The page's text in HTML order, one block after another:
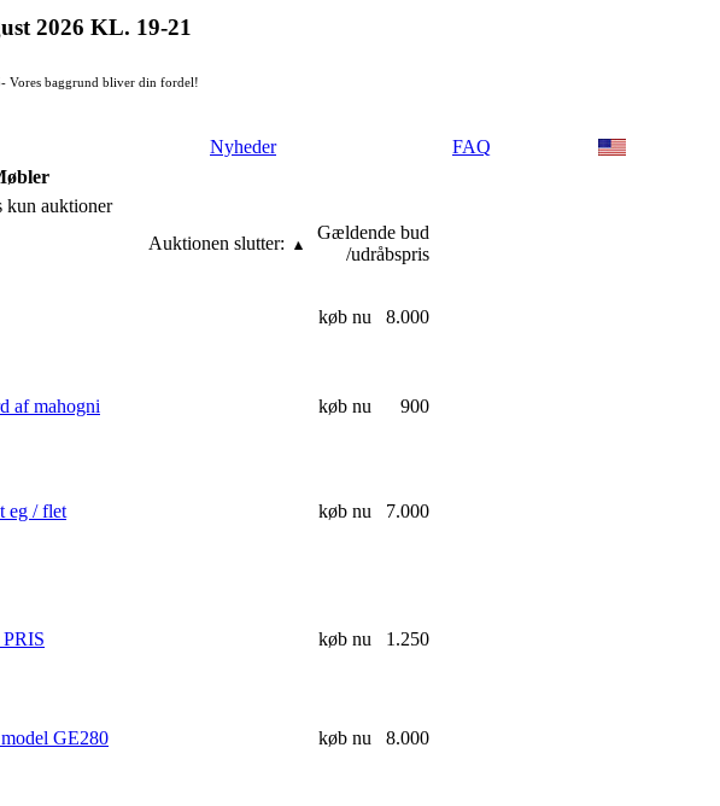
2026 KL. 19-21
Vores baggrund bliver din fordel!
Nyheder FAQ
kun auktioner
Auktionen slutter:
Gældende bud
/udråbspris
køb nu 8.000
af mahogni køb nu 900
eg / flet køb nu 7.000
køb nu 1.250
GE280 køb nu 8.000